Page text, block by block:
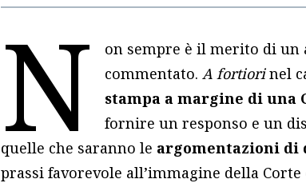
N
on sempre è il merito di un
commentato.A fortiorinel
stampa a margine di una
fornire un responso e un
quelle che saranno le argomentazioni
prassi favorevole all’immagine della